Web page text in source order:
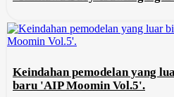
Keindahan pemodelan yang
baru 'AIP Moomin Vol.5'.